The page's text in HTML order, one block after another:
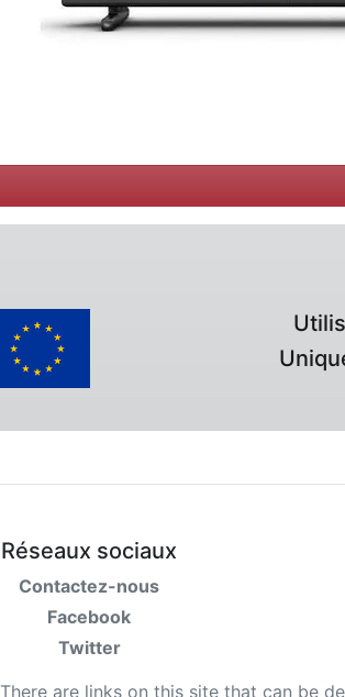
Réseaux sociaux
Contactez-nous
Facebook
Twitter
There are links on this site that can be